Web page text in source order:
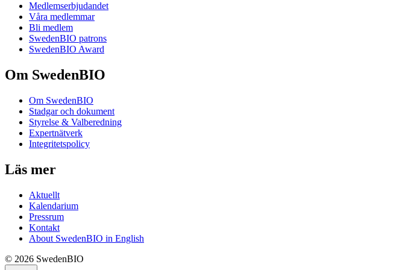
Medlemserbjudandet
Våra medlemmar
Bli medlem
SwedenBIO patrons
SwedenBIO Award
Om SwedenBIO
Om SwedenBIO
Stadgar och dokument
Styrelse & Valberedning
Expertnätverk
Integritetspolicy
Läs mer
Aktuellt
Kalendarium
Pressrum
Kontakt
About SwedenBIO in English
© 2026 SwedenBIO